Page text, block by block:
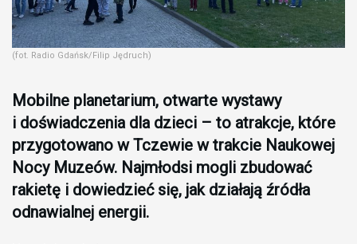
(fot. Radio Gdańsk/Filip Jędruch)
Mobilne planetarium, otwarte wystawy
i doświadczenia dla dzieci – to atrakcje, które
przygotowano w Tczewie w trakcie Naukowej
Nocy Muzeów. Najmłodsi mogli zbudować
rakietę i dowiedzieć się, jak działają źródła
odnawialnej energii.